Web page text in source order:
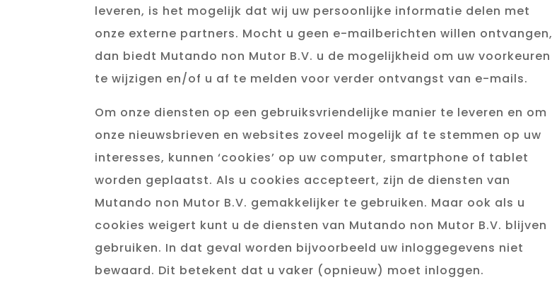
leveren, is het mogelijk dat wij uw persoonlijke informatie delen met
onze externe partners. Mocht u geen e-mailberichten willen ontvangen,
dan biedt Mutando non Mutor B.V. u de mogelijkheid om uw voorkeuren
te wijzigen en/of u af te melden voor verder ontvangst van e-mails.
Om onze diensten op een gebruiksvriendelijke manier te leveren en om
onze nieuwsbrieven en websites zoveel mogelijk af te stemmen op uw
interesses, kunnen ‘cookies’ op uw computer, smartphone of tablet
worden geplaatst. Als u cookies accepteert, zijn de diensten van
Mutando non Mutor B.V. gemakkelijker te gebruiken. Maar ook als u
cookies weigert kunt u de diensten van Mutando non Mutor B.V. blijven
gebruiken. In dat geval worden bijvoorbeeld uw inloggegevens niet
bewaard. Dit betekent dat u vaker (opnieuw) moet inloggen.